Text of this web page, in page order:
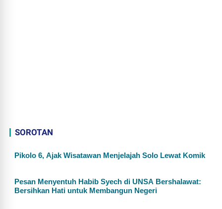
SOROTAN
Pikolo 6, Ajak Wisatawan Menjelajah Solo Lewat Komik
Pesan Menyentuh Habib Syech di UNSA Bershalawat:
Bersihkan Hati untuk Membangun Negeri